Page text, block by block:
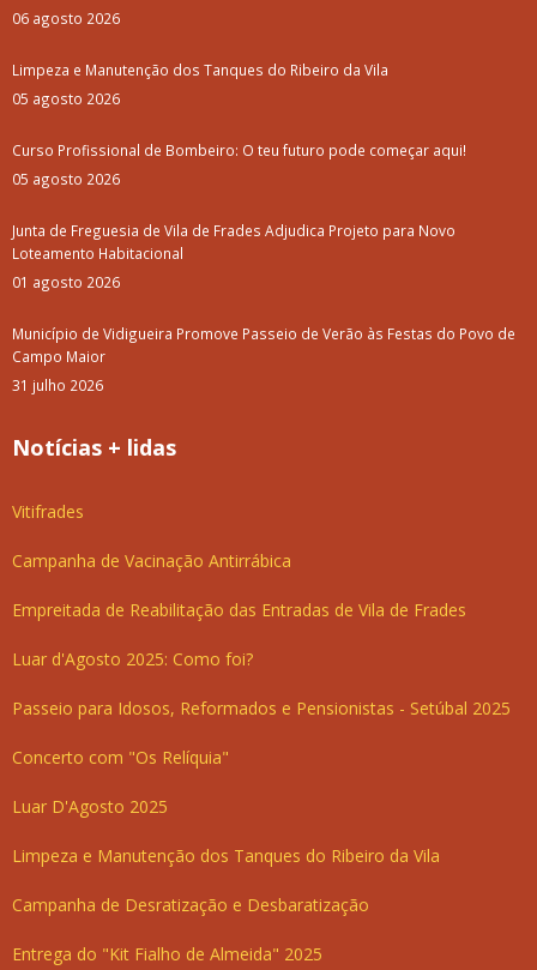
06 agosto 2026
Limpeza e Manutenção dos Tanques do Ribeiro da Vila
05 agosto 2026
Curso Profissional de Bombeiro: O teu futuro pode começar aqui!
05 agosto 2026
Junta de Freguesia de Vila de Frades Adjudica Projeto para Novo
Loteamento Habitacional
01 agosto 2026
Município de Vidigueira Promove Passeio de Verão às Festas do Povo de
Campo Maior
31 julho 2026
Notícias + lidas
Vitifrades
Campanha de Vacinação Antirrábica
Empreitada de Reabilitação das Entradas de Vila de Frades
Luar d'Agosto 2025: Como foi?
Passeio para Idosos, Reformados e Pensionistas - Setúbal 2025
Concerto com "Os Relíquia"
Luar D'Agosto 2025
Limpeza e Manutenção dos Tanques do Ribeiro da Vila
Campanha de Desratização e Desbaratização
Entrega do "Kit Fialho de Almeida" 2025